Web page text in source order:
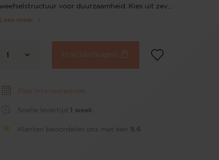
weefselstructuur voor duurzaamheid. Kies uit zeven
chique tinten, van de ingetogen elegantie van
Scandinavische setting, waardoor alledaagse diners
Hiroo eetensemble compleet te maken. Elegante
bekleding Kleed je eetruimte aan in moderne
elegantie met de hoogwaardige, fijngeweven
polyester bekleding van de Hiroo stoel. De gladde
textuur en veerkrachtige stof beloven
duurzaamheid en een zachte aanraking, waardoor
Lees meer
1 In winkelwagen
Plan interieuradvies
Snelle levertijd 1 week
Klanten beoordelen ons met een 9.6